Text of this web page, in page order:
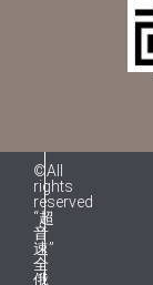
©All
rights
reserved
“超
音
速”
全
俄